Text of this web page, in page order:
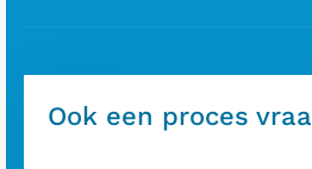
Ook een proces